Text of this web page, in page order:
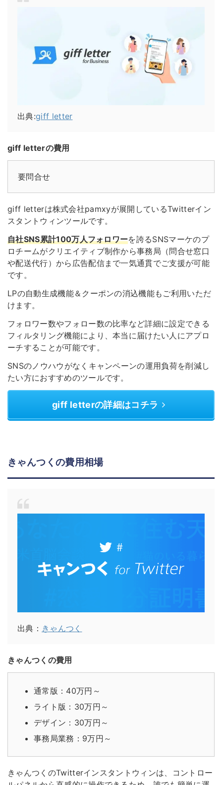
出典:giff letter
giff letterの費用
要問合せ
giff letterは株式会社pamxyが展開しているTwitterイン
スタントウィンツールです。
自社SNS累計100万人フォロワーを誇るSNSマーケのプ
ロチームがクリエイティブ制作から事務局（問合せ窓口
や配送代行）から広告配信まで一気通貫でご支援が可能
です。
LPの自動生成機能＆クーポンの消込機能もご利用いただ
けます。
フォロワー数やフォロー数の比率など詳細に設定できる
フィルタリング機能により、本当に届けたい人にアプロ
ーチすることが可能です。
SNSのノウハウがなくキャンペーンの運用負荷を削減し
たい方におすすめのツールです。
giff letterの詳細はコチラ
きゃんつくの費用相場
出典： きゃんつく
きゃんつくの費用
通常版：40万円～
ライト版：30万円～
デザイン：30万円～
事務局業務：9万円～
きゃんつくのTwitterインスタントウィンは、コントロー